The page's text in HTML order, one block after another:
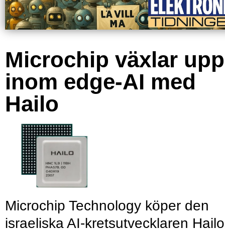
Microchip växlar upp
inom edge-AI med
Hailo
Microchip Technology köper den
israeliska AI-kretsutvecklaren